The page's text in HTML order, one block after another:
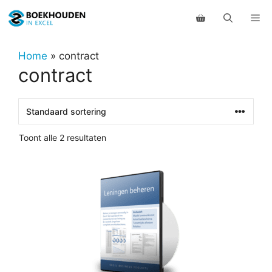
naar
inhoudHome » contract
contract
Toont alle 2 resultaten